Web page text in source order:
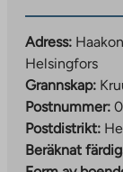
Adress:
Helsingfors
Grannskap:
Postnummer:
Postdistrikt:
Beräknat